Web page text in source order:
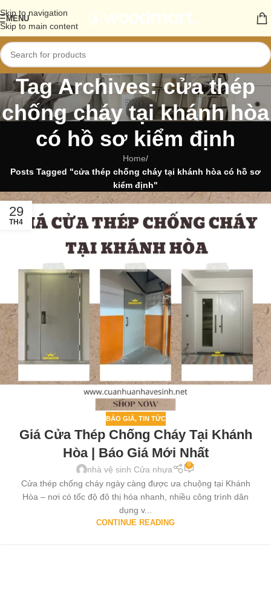
Skip to navigation
Skip to main content
MENU
Tag Archives: cửa thép
chống cháy tại khánh hòa
có hồ sơ kiểm định
Home/
Posts Tagged "cửa thép chống cháy tại khánh hòa có hồ sơ
kiểm định"
29
TH4
BÁO GIÁ, TIN TỨC
Giá Cửa Thép Chống Cháy Tại Khánh
Hòa | Báo Giá Mới Nhất
nhà vệ sinh Cửa nhựa 0
Cửa thép chống cháy ngày càng được ưa chuộng tại Khánh
Hòa – nơi có tốc độ đô thị hóa nhanh, nhiều công trình dân
dụng v...
CONTINUE READING